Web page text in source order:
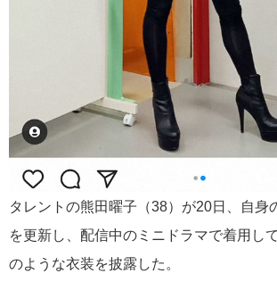
タレントの熊田曜子（38）が20日、自身
を更新し、配信中のミニドラマで着用し
のような衣装を披露した。